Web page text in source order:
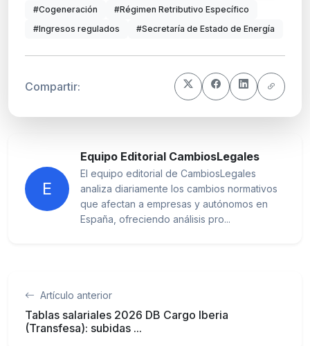
#Cogeneración
#Régimen Retributivo Específico
#Ingresos regulados
#Secretaría de Estado de Energía
Compartir:
E
Equipo Editorial CambiosLegales
El equipo editorial de CambiosLegales
analiza diariamente los cambios normativos
que afectan a empresas y autónomos en
España, ofreciendo análisis pro...
Artículo anterior
Tablas salariales 2026 DB Cargo Iberia
(Transfesa): subidas ...